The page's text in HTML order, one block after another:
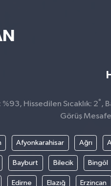
%93, Hissedilen Sıcaklık: 2° ,
Görüş
Afyonkarahisar Ağrı
Bayburt Bilecik Bingöl
Edirne Elazığ Erzincan